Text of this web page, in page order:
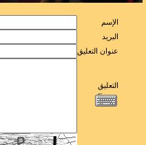
الإسم
البريد
عنوان التعليق
التعليق